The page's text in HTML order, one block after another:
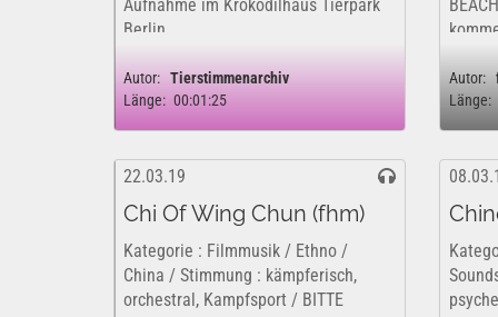
Aufnahme im Krokodilhaus Tierpark
Berlin
g/blogbeitrag/26/ ...
Autor: Tierstimmenarchiv
Länge: 00:01:25
Autor:
Länge:
22.03.19
Chi Of Wing Chun (fhm)
Kategorie : Filmmusik / Ethno /
China / Stimmung : kämpferisch,
orchestral, Kampfsport / BITTE